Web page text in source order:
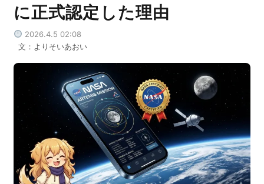
2026.4.5 02:08
文：よりそいあおい
に正式認定した理由